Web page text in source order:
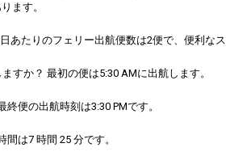
ます。
あたりのフェリー出航便数は2便で、便利な
すか？ 最初の便は5:30 AMに出航します。
便の出航時刻は3:30 PMです。
は7 時間 25 分です。